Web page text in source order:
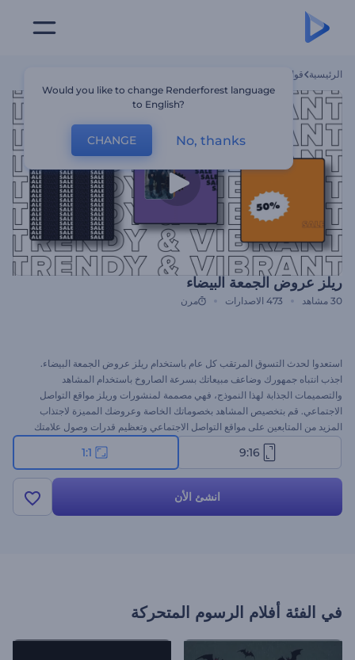
الرئيسية قوالب
ريلز عروض الجمعة البيضاء
30 مشاهد 473 الاصدارات مرن
استعدوا لحدث التسوق المرتقب كل عام باستخدام ريلز عروض الجمعة البيضاء.
اجذب انتباه جمهورك وضاعف مبيعاتك بسرعة الصاروخ باستخدام المشاهد
والتصميمات الجذابة لهذا النموذج، فهي مصممة لمنشورات وريلز مواقع التواصل
الاجتماعي. قم بتخصيص المشاهد بخصوماتك الخاصة وعروضك المميزة لاجتذاب
المزيد من المتابعين على مواقع التواصل الاجتماعي وتعظيم قدرات وصول علامتك
التجارية. قم بتحميل ملفات الوسائط، واكتب المحتوى النصي، وأضف الخلفية
الموسيقية لإضفاء لمسة نهائية. افعلها الآن لتكون مستعدًا لعروض الجمعة البيضاء -
9:16
1:1
انشئ الأن
في الفئة أفلام الرسوم المتحركة
Would you like to change Renderforest language
to English?
CHANGE No, thanks